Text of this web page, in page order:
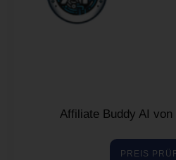
Affiliate Buddy AI
PREIS